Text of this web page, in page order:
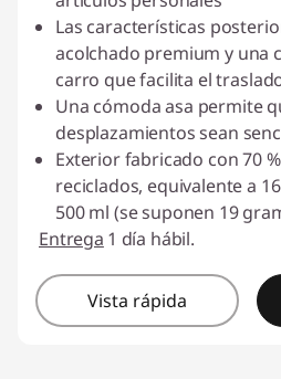
Las características
acolchado premium y una
carro que facilita el
Una cómoda asa permite
desplazamientos sean
Exterior fabricado con 70
reciclados, equivalente a
500 ml (se suponen 19
Entrega 1 día hábil.
Vista rápida